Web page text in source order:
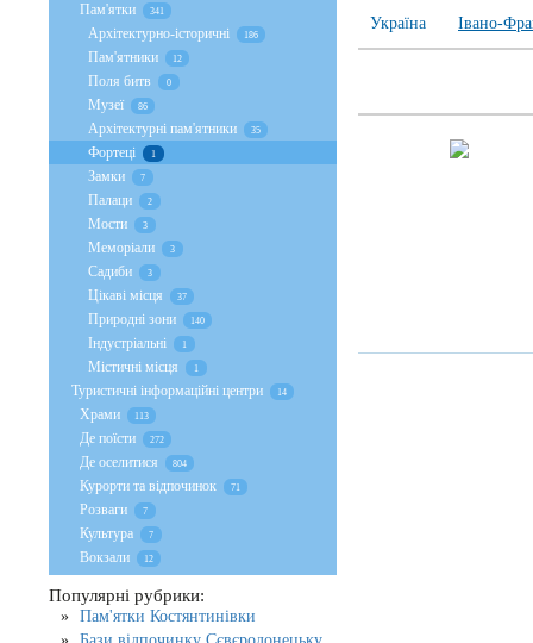
Україна Івано-
Пам'ятки 341
Архітектурно-історичні 186
Пам'ятники 12
Поля битв 0
Музеї 86
Архітектурні пам'ятники 35
Фортеці 1
Замки 7
Палаци 2
Мости 3
Меморіали 3
Садиби 3
Цікаві місця 37
Природні зони 140
Індустріальні 1
Містичні місця 1
Туристичні інформаційні центри 14
Храми 113
Де поїсти 272
Де оселитися 804
Курорти та відпочинок 71
Розваги 7
Культура 7
Вокзали 12
Популярні рубрики:
Пам'ятки Костянтинівки